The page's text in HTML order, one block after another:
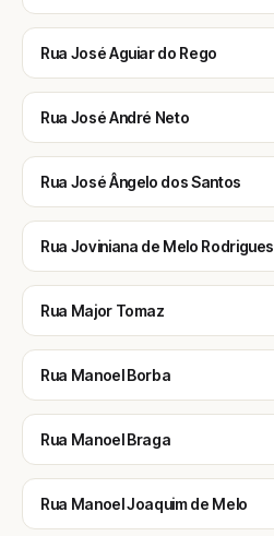
Rua José Aguiar do Rego
Rua José André Neto
Rua José Ângelo dos Santos
Rua Joviniana de Melo Rodrigues
Rua Major Tomaz
Rua Manoel Borba
Rua Manoel Braga
Rua Manoel Joaquim de Melo